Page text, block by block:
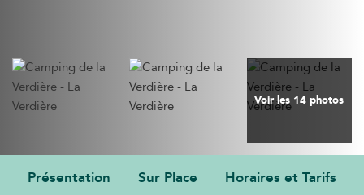
Voir les 14 photos
Présentation Sur Place Horaires et Tarifs